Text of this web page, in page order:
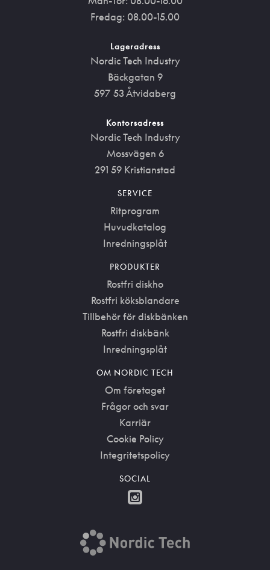
Fredag: 08.00-15.00
Lageradress
Nordic Tech Industry
Bäckgatan 9
597 53 Åtvidaberg
Kontorsadress
Nordic Tech Industry
Mossvägen 6
291 59 Kristianstad
SERVICE
Ritprogram
Huvudkatalog
Inredningsplåt
PRODUKTER
Rostfri diskho
Rostfri köksblandare
Tillbehör för diskbänken
Rostfri diskbänk
Inredningsplåt
OM NORDIC TECH
Om företaget
Frågor och svar
Karriär
Cookie Policy
Integritetspolicy
SOCIAL